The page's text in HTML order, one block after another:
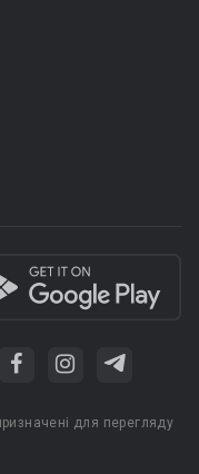
для перегляду